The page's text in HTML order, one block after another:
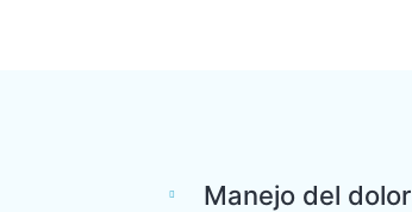
Manejo del dolor